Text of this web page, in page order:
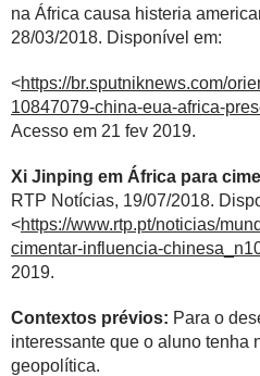
na África causa histeria
28/03/2018. Disponível em:
<https://br.sputniknews.com/
10847079-china-eua-africa-
Acesso em 21 fev 2019.
Xi Jinping em África para
RTP Notícias, 19/07/2018.
<https://www.rtp.pt/noticias/
cimentar-influencia-
2019.
Contextos prévios: Para o
interessante que o aluno tenha
geopolítica.